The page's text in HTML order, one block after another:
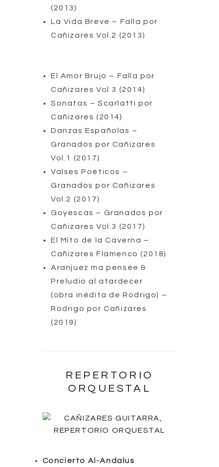
(2013)
La Vida Breve – Falla por
Cañizares Vol.2 (2013)
El Amor Brujo – Falla por
Cañizares Vol.3 (2014)
Sonatas – Scarlatti por
Cañizares (2014)
Danzas Españolas –
Granados por Cañizares
Vol.1 (2017)
Valses Poéticos –
Granados por Cañizares
Vol.2 (2017)
Goyescas – Granados por
Cañizares Vol.3 (2017)
El Mito de la Caverna –
Cañizares Flamenco (2018)
Aranjuez ma pensée &
Preludio al atardecer
(obra inédita de Rodrigo) –
Rodrigo por Cañizares
(2019)
REPERTORIO
ORQUESTAL
Concierto Al-Andalus